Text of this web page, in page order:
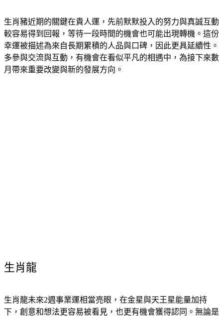
生肖豬近期的關鍵在貴人運，先前默默投入的努力與真誠互動
較容易得到回報，等待一段時間的機會也可能出現轉機。這份
幸運被描述為來自長期累積的人品與口碑，因此更具延續性。
多參與交流與互動，有機會在看似平凡的相遇中，為接下來數
月帶來重要改變與新的發展方向。
生肖龍
生肖龍未來2週事業運相當亮眼，在金星與天王星能量加持
下，創意和想法更容易被看見，也更有機會獲得認同。無論是